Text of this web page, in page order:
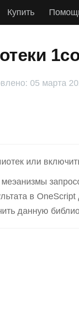
Купить
05 марта
или
в
данную